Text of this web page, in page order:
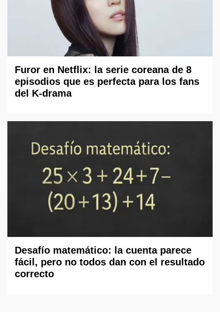
Furor en Netflix: la serie coreana de 8
episodios que es perfecta para los fans
del K-drama
Desafío matemático: la cuenta parece
fácil, pero no todos dan con el resultado
correcto